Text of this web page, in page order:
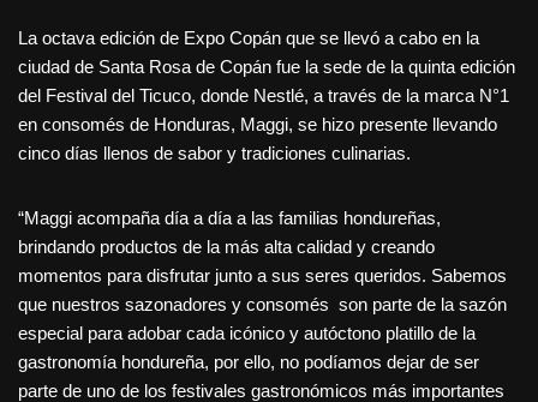
La octava edición de Expo Copán que se llevó a cabo en la
ciudad de Santa Rosa de Copán fue la sede de la quinta edición
del Festival del Ticuco, donde Nestlé, a través de la marca N°1
en consomés de Honduras, Maggi, se hizo presente llevando
cinco días llenos de sabor y tradiciones culinarias.
“Maggi acompaña día a día a las familias hondureñas,
brindando productos de la más alta calidad y creando
momentos para disfrutar junto a sus seres queridos. Sabemos
que nuestros sazonadores y consomés son parte de la sazón
especial para adobar cada icónico y autóctono platillo de la
gastronomía hondureña, por ello, no podíamos dejar de ser
parte de uno de los festivales gastronómicos más importantes